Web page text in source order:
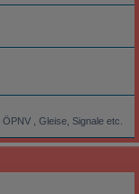
, Gleise, Signale etc.